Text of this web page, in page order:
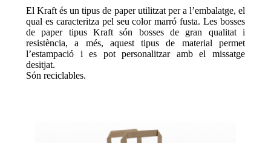
El Kraft és un tipus de paper utilitzat per a l’embalatge, el
qual es caracteritza pel seu color marró fusta. Les bosses
de paper tipus Kraft són bosses de gran qualitat i
resistència, a més, aquest tipus de material permet
l’estampació i es pot personalitzar amb el missatge
desitjat.
Són reciclables.